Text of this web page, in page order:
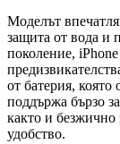
Моделът
защита от вода и
поколение,
от батерия, която
поддържа бързо
както и безжично
удобство.